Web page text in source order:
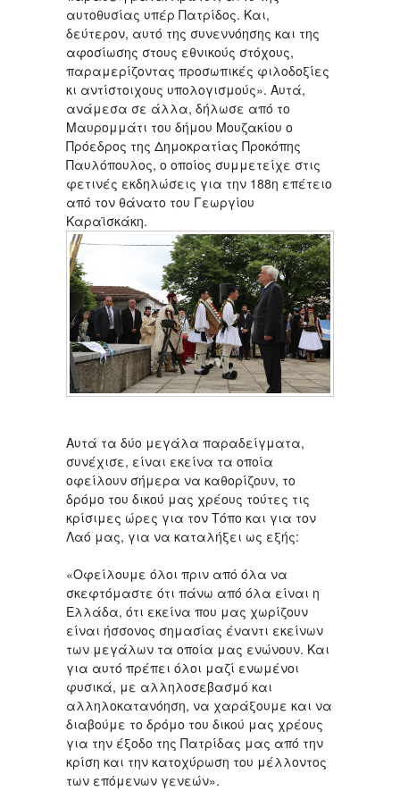
αυτοθυσίας υπέρ Πατρίδος. Και,
δεύτερον, αυτό της συνεννόησης και της
αφοσίωσης στους εθνικούς στόχους,
παραμερίζοντας προσωπικές φιλοδοξίες
κι αντίστοιχους υπολογισμούς». Αυτά,
ανάμεσα σε άλλα, δήλωσε από το
Μαυρομμάτι του δήμου Μουζακίου ο
Πρόεδρος της Δημοκρατίας Προκόπης
Παυλόπουλος, ο οποίος συμμετείχε στις
φετινές εκδηλώσεις για την 188η επέτειο
από τον θάνατο του Γεωργίου
Καραϊσκάκη.
Αυτά τα δύο μεγάλα παραδείγματα,
συνέχισε, είναι εκείνα τα οποία
οφείλουν σήμερα να καθορίζουν, το
δρόμο του δικού μας χρέους τούτες τις
κρίσιμες ώρες για τον Τόπο και για τον
Λαό μας, για να καταλήξει ως εξής:
«Οφείλουμε όλοι πριν από όλα να
σκεφτόμαστε ότι πάνω από όλα είναι η
Ελλάδα, ότι εκείνα που μας χωρίζουν
είναι ήσσονος σημασίας έναντι εκείνων
των μεγάλων τα οποία μας ενώνουν. Και
για αυτό πρέπει όλοι μαζί ενωμένοι
φυσικά, με αλληλοσεβασμό και
αλληλοκατανόηση, να χαράξουμε και να
διαβούμε το δρόμο του δικού μας χρέους
για την έξοδο της Πατρίδας μας από την
κρίση και την κατοχύρωση του μέλλοντος
των επόμενων γενεών».